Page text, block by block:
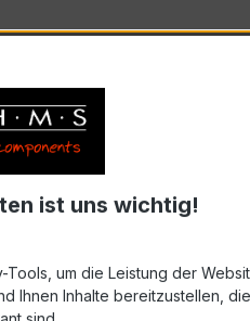
ein kompakter,
und industriellen
5 A)
hohe Zuverlässigkeit
ist uns wichtig!
um die Leistung der
Ihnen Inhalte bereitzustellen,